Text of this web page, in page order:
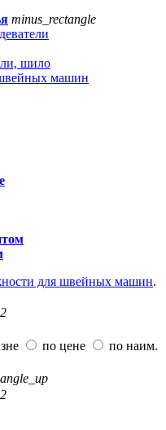
minus_rectangle
шило
машин
для швейных машин.
по цене
по наим.